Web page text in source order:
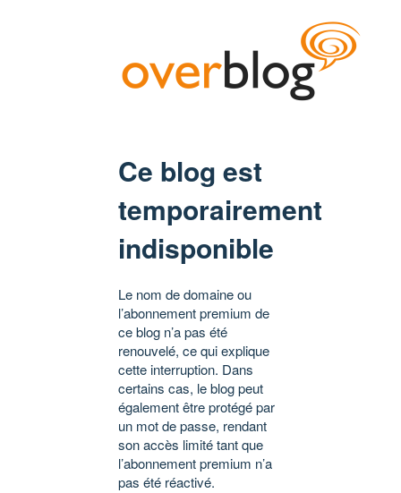
Ce blog est
temporairement
indisponible
Le nom de domaine ou
l’abonnement premium de
ce blog n’a pas été
renouvelé, ce qui explique
cette interruption. Dans
certains cas, le blog peut
également être protégé par
un mot de passe, rendant
son accès limité tant que
l’abonnement premium n’a
pas été réactivé.